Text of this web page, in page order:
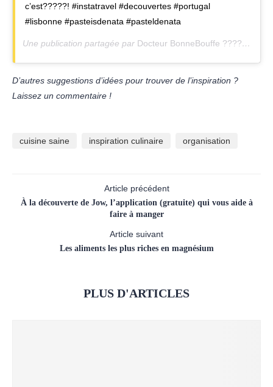
c’est?????! #instatravel #decouvertes #portugal
#lisbonne #pasteisdenata #pasteldenata
Une publication partagée par Docteur BonneBouffe ?????✌
D’autres suggestions d’idées pour trouver de l’inspiration ?
Laissez un commentaire !
cuisine saine inspiration culinaire organisation
Article précédent
À la découverte de Jow, l’application (gratuite) qui vous aide à
faire à manger
Article suivant
Les aliments les plus riches en magnésium
PLUS D'ARTICLES